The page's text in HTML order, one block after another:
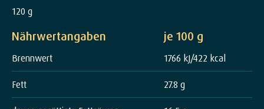
120 g
Nährwertangaben je 100 g
Brennwert 1766 kJ/422 kcal
Fett 27.8 g